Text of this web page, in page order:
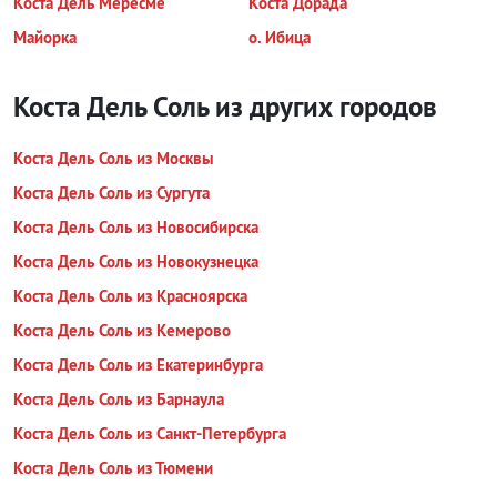
Майорка
о. Ибица
Коста Дель Соль из других городов
Коста Дель Соль из Москвы
Коста Дель Соль из Сургута
Коста Дель Соль из Новосибирска
Коста Дель Соль из Новокузнецка
Коста Дель Соль из Красноярска
Коста Дель Соль из Кемерово
Коста Дель Соль из Екатеринбурга
Коста Дель Соль из Барнаула
Коста Дель Соль из Санкт-Петербурга
Коста Дель Соль из Тюмени